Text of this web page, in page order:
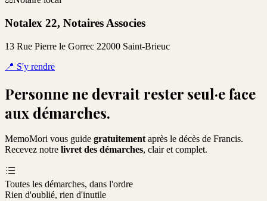
Notalex 22, Notaires Associes
13 Rue Pierre le Gorrec 22000 Saint-Brieuc
📍 S'y rendre
Personne ne devrait rester seul·e face
aux démarches.
MemoMori vous guide gratuitement après le décès de Francis.
Recevez notre livret des démarches, clair et complet.
Toutes les démarches, dans l'ordre
Rien d'oublié, rien d'inutile